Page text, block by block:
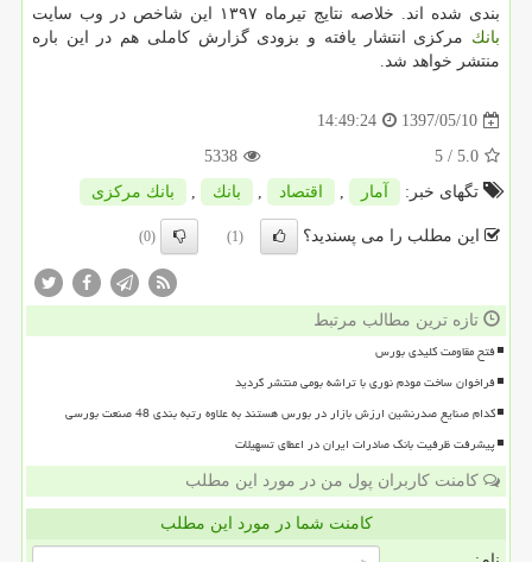
بندی شده اند. خلاصه نتایج تیرماه ۱۳۹۷ این شاخص در وب سایت
بانك مركزی انتشار یافته و بزودی گزارش كاملی هم در این باره
منتشر خواهد شد.
1397/05/10
14:49:24
5.0
/ 5
5338
تگهای خبر:
آمار , اقتصاد , بانك , بانك مركزی
این مطلب را می پسندید؟ (1)
(0)
تازه ترین مطالب مرتبط
فتح مقاومت کلیدی بورس
فراخوان ساخت مودم نوری با تراشه بومی منتشر گردید
کدام صنایع صدرنشین ارزش بازار در بورس هستند به علاوه رتبه بندی 48 صنعت بورسی
پیشرفت ظرفیت بانک صادرات ایران در اعطای تسهیلات
کامنت کاربران پول من در مورد این مطلب
کامنت شما در مورد این مطلب